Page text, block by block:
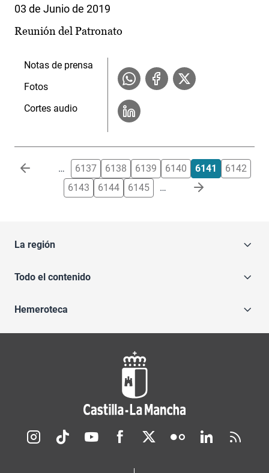
03 de Junio de 2019
Reunión del Patronato
Notas de prensa
Fotos
Cortes audio
Paginación … 6137 6138 6139 6140 6141
6142
6143
6144 6145 …
La región
Todo el contenido
Hemeroteca
Redes sociales JCCM